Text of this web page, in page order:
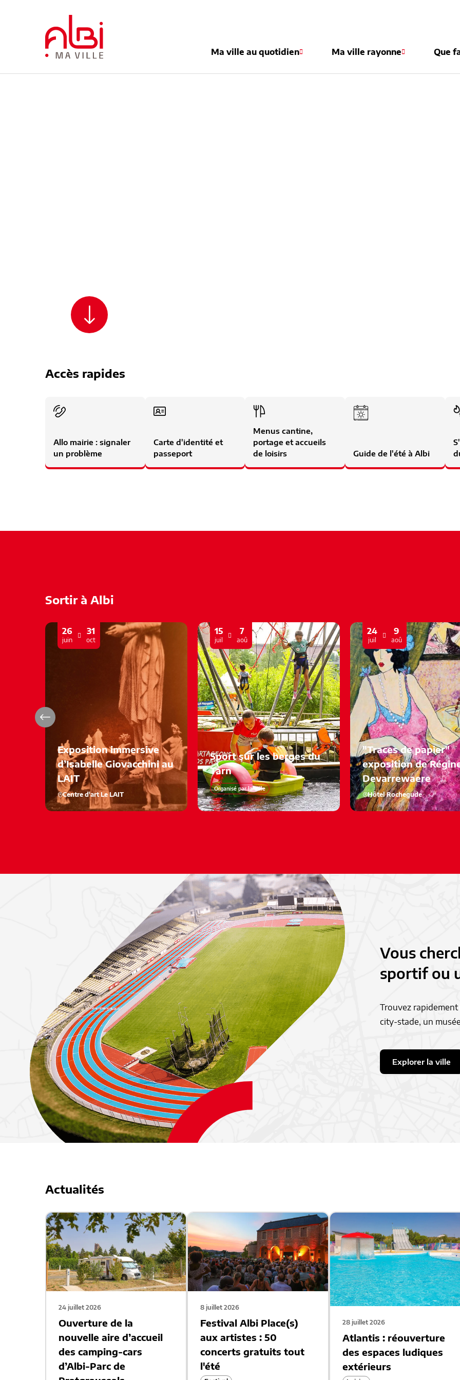
Contenu
Ma ville au quotidien Ma ville rayonne Que
Accès rapides
Allo mairie : signaler
un problème
Carte d'identité et
passeport
Menus cantine,
portage et accueils
de loisirs
Guide de l'été à Albi
Sortir à Albi
26
juin
31
oct
Exposition immersive
d’Isabelle Giovacchini au
LAIT
Centre d'art Le LAIT
15
juil
7
aoû
Sport sur les berges du
Tarn
Organisé par la Ville
24
juil
9
aoû
"Traces de papier"
exposition de
Devarrewaere
Hôtel Rochegude
Vous
sportif ou
Trouvez
city-stade, un
Explorer la ville
Actualités
24 juillet 2026
Ouverture de la
nouvelle aire d’accueil
des camping-cars
d’Albi-Parc de
8 juillet 2026
Festival Albi Place(s)
aux artistes : 50
concerts gratuits tout
l'été
28 juillet 2026
Atlantis : réouverture
des espaces ludiques
extérieurs